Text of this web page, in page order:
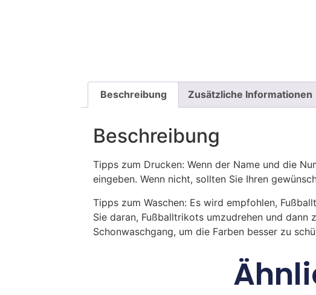
Beschreibung Zusätzliche Informationen
Beschreibung
Tipps zum Drucken: Wenn der Name und die
eingeben. Wenn nicht, sollten Sie Ihren
Tipps zum Waschen: Es wird empfohlen,
Sie daran, Fußballtrikots umzudrehen und dann
Schonwaschgang, um die Farben besser zu